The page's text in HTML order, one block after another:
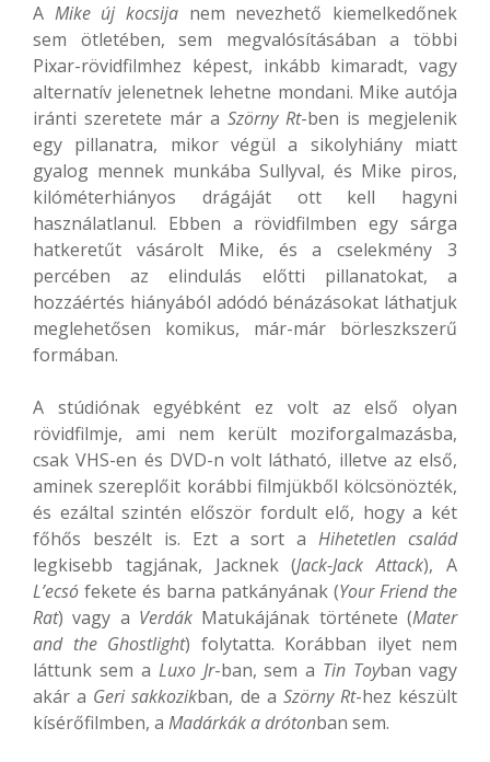
A Mike új kocsija nem nevezhető kiemelkedőnek
sem ötletében, sem megvalósításában a többi
Pixar-rövidfilmhez képest, inkább kimaradt, vagy
alternatív jelenetnek lehetne mondani. Mike autója
iránti szeretete már a Szörny Rt-ben is megjelenik
egy pillanatra, mikor végül a sikolyhiány miatt
gyalog mennek munkába Sullyval, és Mike piros,
kilóméterhiányos drágáját ott kell hagyni
használatlanul. Ebben a rövidfilmben egy sárga
hatkeretűt vásárolt Mike, és a cselekmény 3
percében az elindulás előtti pillanatokat, a
hozzáértés hiányából adódó bénázásokat láthatjuk
meglehetősen komikus, már-már börleszkszerű
formában.
A stúdiónak egyébként ez volt az első olyan
rövidfilmje, ami nem került moziforgalmazásba,
csak VHS-en és DVD-n volt látható, illetve az első,
aminek szereplőit korábbi filmjükből kölcsönözték,
és ezáltal szintén először fordult elő, hogy a két
főhős beszélt is. Ezt a sort aHihetetlen család
legkisebb tagjának, Jacknek (Jack-Jack Attack), A
L’ecsó fekete és barna patkányának (Your Friend the
Rat) vagy a Verdák Matukájának története (Mater
and the Ghostlight) folytatta. Korábban ilyet nem
láttunk sem a Luxo Jr-ban, sem a Tin Toyban vagy
akár a Geri sakkozikban, de a Szörny Rt-hez készült
kísérőfilmben, a Madárkák a drótonban sem.